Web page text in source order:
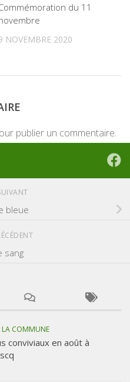
du 11
NOVEMBRE 2020
publier un commentaire.
bleue
sang
LA COMMUNE
conviviaux en août à